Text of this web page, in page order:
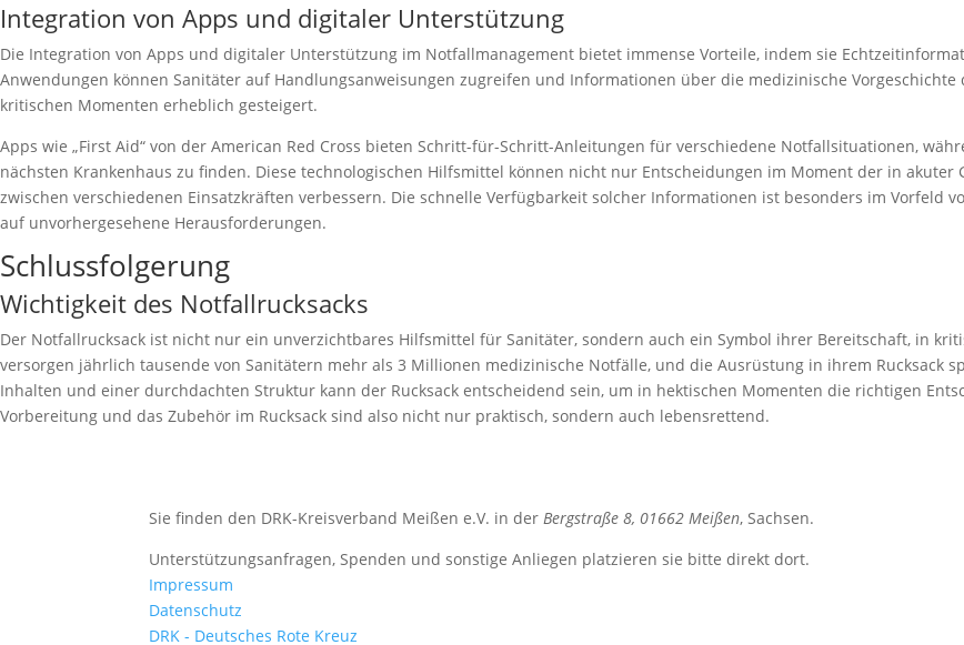
Integration von Apps und digitaler Unterstützung
Die Integration von Apps und digitaler Unterstützung im Notfallmanagement bietet immense Vorteile, indem sie
Anwendungen können Sanitäter auf Handlungsanweisungen zugreifen und Informationen über die medizinische
kritischen Momenten erheblich gesteigert.
Apps wie „First Aid“ von der American Red Cross bieten Schritt-für-Schritt-Anleitungen für verschiedene Notfallsituationen,
nächsten Krankenhaus zu finden. Diese technologischen Hilfsmittel können nicht nur Entscheidungen im Moment der in
zwischen verschiedenen Einsatzkräften verbessern. Die schnelle Verfügbarkeit solcher Informationen ist besonders im Vorfeld
auf unvorhergesehene Herausforderungen.
Schlussfolgerung
Wichtigkeit des Notfallrucksacks
Der Notfallrucksack ist nicht nur ein unverzichtbares Hilfsmittel für Sanitäter, sondern auch ein Symbol ihrer Bereitschaft, in
versorgen jährlich tausende von Sanitätern mehr als 3 Millionen medizinische Notfälle, und die Ausrüstung in ihrem Rucksack
Inhalten und einer durchdachten Struktur kann der Rucksack entscheidend sein, um in hektischen Momenten die richtigen
Vorbereitung und das Zubehör im Rucksack sind also nicht nur praktisch, sondern auch lebensrettend.
Sie finden den DRK-Kreisverband Meißen e.V. in derBergstraße 8, 01662 Meißen, Sachsen.
Unterstützungsanfragen, Spenden und sonstige Anliegen platzieren sie bitte direkt dort.
Impressum
Datenschutz
DRK - Deutsches Rote Kreuz